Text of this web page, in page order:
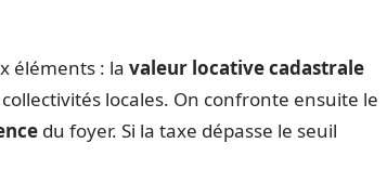
éléments : la valeur locative cadastrale
locales. On confronte ensuite le
du foyer. Si la taxe dépasse le seuil